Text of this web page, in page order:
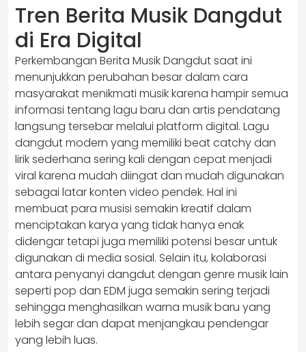
Tren Berita Musik Dangdut
di Era Digital
Perkembangan Berita Musik Dangdut saat ini
menunjukkan perubahan besar dalam cara
masyarakat menikmati musik karena hampir semua
informasi tentang lagu baru dan artis pendatang
langsung tersebar melalui platform digital. Lagu
dangdut modern yang memiliki beat catchy dan
lirik sederhana sering kali dengan cepat menjadi
viral karena mudah diingat dan mudah digunakan
sebagai latar konten video pendek. Hal ini
membuat para musisi semakin kreatif dalam
menciptakan karya yang tidak hanya enak
didengar tetapi juga memiliki potensi besar untuk
digunakan di media sosial. Selain itu, kolaborasi
antara penyanyi dangdut dengan genre musik lain
seperti pop dan EDM juga semakin sering terjadi
sehingga menghasilkan warna musik baru yang
lebih segar dan dapat menjangkau pendengar
yang lebih luas.